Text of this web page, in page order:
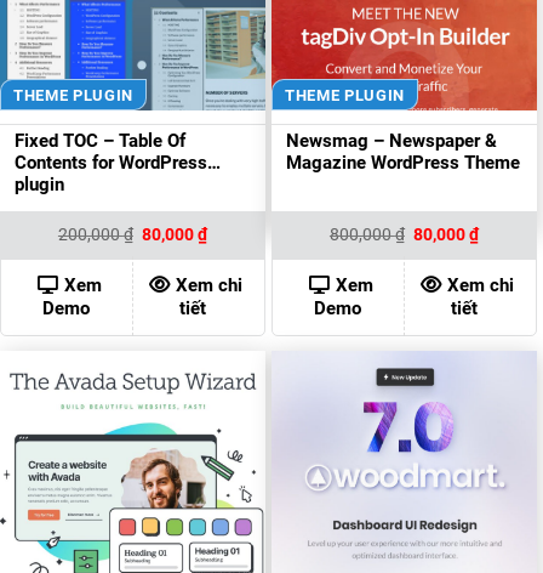
THEME PLUGIN
Fixed TOC – Table Of
Contents for WordPress
plugin
200,000₫ Giá
gốc
là:
200,000 ₫.
80,000₫Giá
hiện
tại
là:
80,000 ₫.
Xem
Demo
Xem chi
tiết
THEME PLUGIN
Newsmag – Newspaper &
Magazine WordPress Theme
800,000₫ Giá
gốc
là:
800,000 ₫.
80,000₫Giá
hiện
tại
là:
80,000
Xem
Demo
Xem chi
tiết